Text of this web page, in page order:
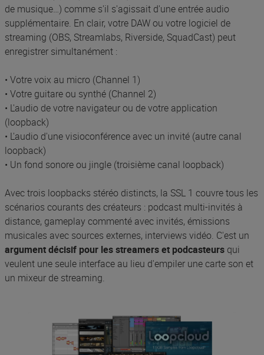
de musique…) comme s'il s'agissait d'une entrée audio
supplémentaire. En clair, votre DAW ou votre logiciel de
streaming (OBS, Streamlabs, Riverside, SquadCast) peut
enregistrer simultanément :
• Votre voix au micro (Channel 1)
• Votre guitare ou synthé (Channel 2)
• L'audio de votre navigateur ou de votre application
(loopback)
• L'audio d'une visioconférence avec un invité (autre canal
loopback)
• Un fond sonore ou jingle (troisième canal loopback)
Avec trois loopbacks stéréo distincts, la SSL 1 couvre tous les
scénarios courants des créateurs : podcast multi-invités à
distance, gameplay commenté avec invités, émissions
musicales avec sources externes, interviews vidéo. C'est un
argument décisif pour les streamers et podcasteurs qui
veulent une seule interface au lieu d'empiler une carte son et
un mixeur de streaming.